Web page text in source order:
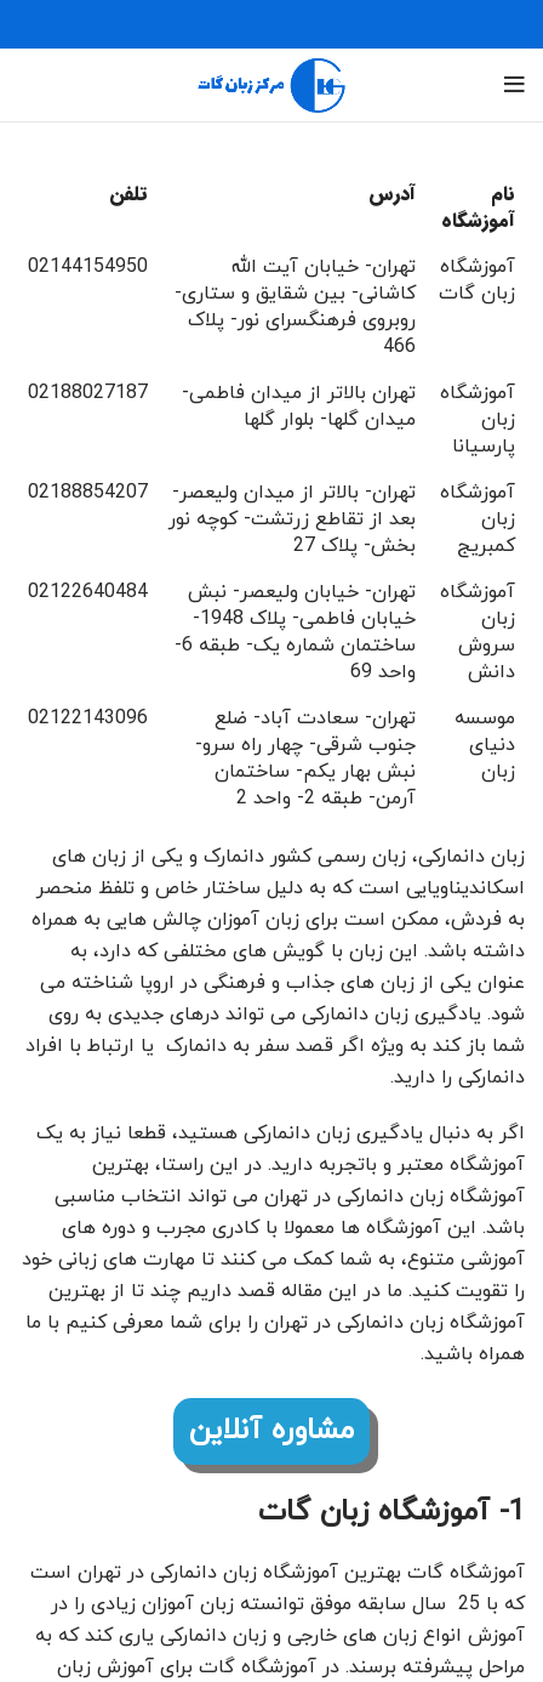
نام
آموزشگاه
آدرس تلفن
آموزشگاه
زبان گات
تهران- خیابان آیت الله
کاشانی- بین شقایق و ستاری-
روبروی فرهنگسرای نور- پلاک
466
02144154950
آموزشگاه
زبان
پارسیانا
تهران بالاتر از میدان فاطمی-
میدان گلها- بلوار گلها
02188027187
آموزشگاه
زبان
کمبریج
تهران- بالاتر از میدان ولیعصر-
بعد از تقاطع زرتشت- کوچه نور
بخش- پلاک 27
02188854207
آموزشگاه
زبان
سروش
دانش
تهران- خیابان ولیعصر- نبش
خیابان فاطمی- پلاک 1948-
ساختمان شماره یک- طبقه 6-
واحد 69
02122640484
موسسه
دنیای
زبان
تهران- سعادت آباد- ضلع
جنوب شرقی- چهار راه سرو-
نبش بهار یکم- ساختمان
آرمن- طبقه 2- واحد 2
02122143096
زبان دانمارکی، زبان رسمی کشور دانمارک و یکی از زبان های
اسکاندیناویایی است که به دلیل ساختار خاص و تلفظ منحصر
به فردش، ممکن است برای زبان آموزان چالش هایی به همراه
داشته باشد. این زبان با گویش های مختلفی که دارد، به
عنوان یکی از زبان های جذاب و فرهنگی در اروپا شناخته می
شود. یادگیری زبان دانمارکی می تواند درهای جدیدی به روی
شما باز کند به ویژه اگر قصد سفر به دانمارک یا ارتباط با افراد
دانمارکی را دارید.
اگر به دنبال یادگیری زبان دانمارکی هستید، قطعا نیاز به یک
آموزشگاه معتبر و باتجربه دارید. در این راستا، بهترین
آموزشگاه زبان دانمارکی در تهران می تواند انتخاب مناسبی
باشد. این آموزشگاه ها معمولا با کادری مجرب و دوره های
آموزشی متنوع، به شما کمک می کنند تا مهارت های زبانی خود
را تقویت کنید. ما در این مقاله قصد داریم چند تا از بهترین
آموزشگاه زبان دانمارکی در تهران را برای شما معرفی کنیم با ما
همراه باشید.
مشاوره آنلاین
1- آموزشگاه زبان گات
آموزشگاه گات بهترین آموزشگاه زبان دانمارکی در تهران است
که با 25 سال سابقه موفق توانسته زبان آموزان زیادی را در
آموزش انواع زبان های خارجی و زبان دانمارکی یاری کند که به
مراحل پیشرفته برسند. در آموزشگاه گات برای آموزش زبان